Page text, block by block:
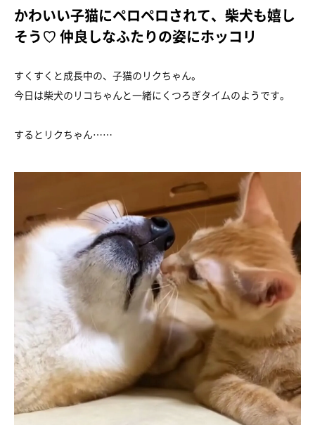
かわいい子猫にペロペロされて、柴犬も嬉し
そう♡ 仲良しなふたりの姿にホッコリ
すくすくと成長中の、子猫のリクちゃん。
今日は柴犬のリコちゃんと一緒にくつろぎタイムのようです。
するとリクちゃん……